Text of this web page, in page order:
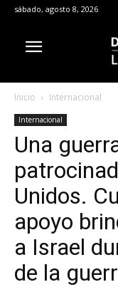
sábado, agosto 8, 2026
Inicio Internacional
Internacional
Una
Unidos.
apoyo
a Israel
de la